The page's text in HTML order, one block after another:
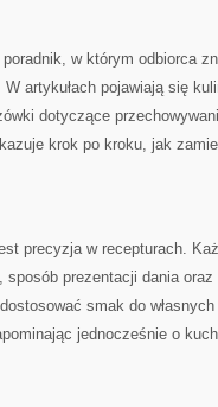
w którym odbiorca
artykułach pojawiają się
dotyczące
krok po kroku, jak
precyzja w recepturach.
prezentacji dania
smak do
jednocześnie o